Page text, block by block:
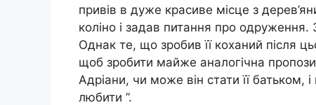
привів в дуже красиве місце з
коліно і задав питання про
Однак те, що зробив її коханий після
щоб зробити майже аналогічна
Адріани, чи може він стати її батьком,
любити ”.